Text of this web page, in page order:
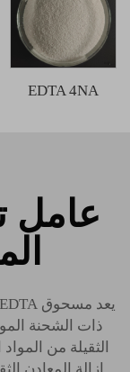
EDTA 4NA
عامل
ذات الشحنة
الثقيلة من